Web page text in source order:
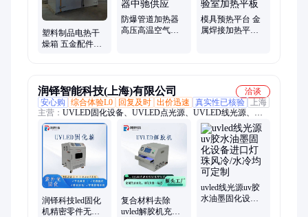
塑料制品电热干
燥箱 五金配件预
防爆管道加热器
高压高温空气加
模具预热平台 金
属焊接加热平台
润铎智能科技(上海)有限公司
洽谈
安心购
综合体验L0 回复及时 出价迅速 真实性已核验
上海
主营： UVLED固化设备、UVLED点光源、UVLED线光源、
UVLED面光源、UVLED固化箱、UVLED解胶机、UVLED平行
光源、UV隧道式固化灯
润铎科技led固化
机精密零件无氧
复合材料去除
uvled解胶机充氮
uvled线光源uv胶
水油墨固化设备